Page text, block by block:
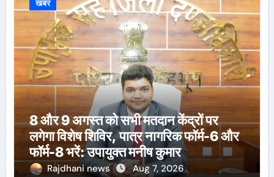
खबर
8 और 9 अगस्त को सभी मतदान केंद्रों पर
लगेगा विशेष शिविर, पात्र नागरिक फॉर्म-6 और
फॉर्म-8 भरें: उपायुक्त मनीष कुमार
Rajdhani news Aug 7, 2026